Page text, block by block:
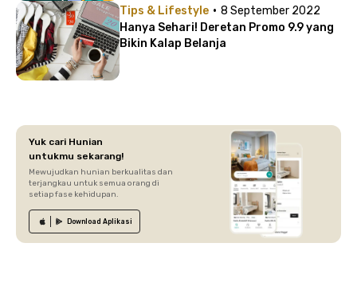
Tips & Lifestyle · 8 September 2022
Hanya Sehari! Deretan Promo 9.9 yang
Bikin Kalap Belanja
Yuk cari Hunian
untukmu sekarang!
Mewujudkan hunian berkualitas dan
terjangkau untuk semua orang di
setiap fase kehidupan.
Download Aplikasi